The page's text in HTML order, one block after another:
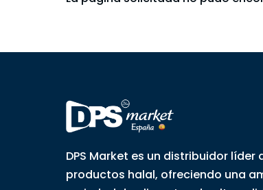
DPS Market es un distribuidor líder
productos halal, ofreciendo una